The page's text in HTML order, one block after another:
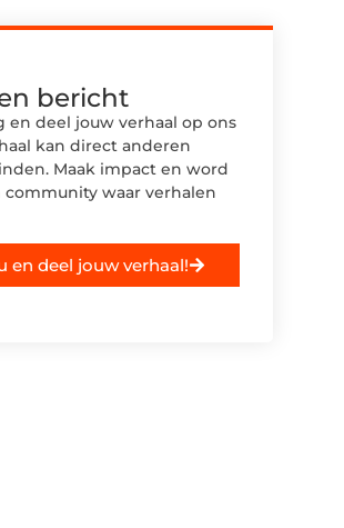
bericht
en deel jouw verhaal op ons
kan direct anderen
Maak impact en word
waar verhalen
en deel jouw verhaal!